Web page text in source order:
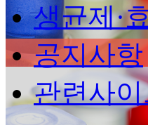
생균제·
공지사항
관련사